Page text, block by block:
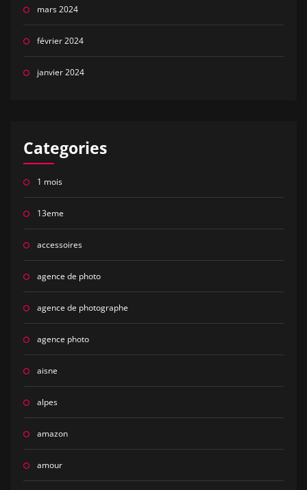
mars 2024
février 2024
janvier 2024
Categories
1 mois
13eme
accessoires
agence de photo
agence de photographe
agence photo
aisne
alpes
amazon
amour